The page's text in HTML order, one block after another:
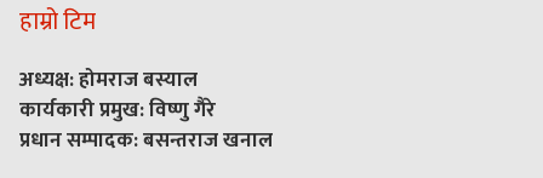
हाम्रो टिम
अध्यक्ष: होमराज बस्याल
कार्यकारी प्रमुख: विष्णु गैरे
प्रधान सम्पादक: बसन्तराज खनाल